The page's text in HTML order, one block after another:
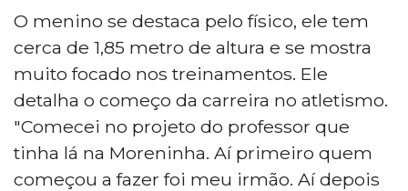
esporte com paixão, enquanto sonha em
evoluir ainda mais na sua carreira atlética.
O menino se destaca pelo físico, ele tem
cerca de 1,85 metro de altura e se mostra
muito focado nos treinamentos. Ele
detalha o começo da carreira no atletismo.
"Comecei no projeto do professor que
tinha lá na Moreninha. Aí primeiro quem
começou a fazer foi meu irmão. Aí depois